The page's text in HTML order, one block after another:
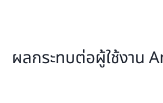
ผลกระทบต่อผู้ใช้งาน